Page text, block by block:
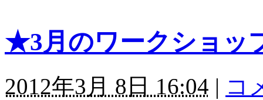
★3月のワークショッ
2012年3月 8日 16:04 | コ